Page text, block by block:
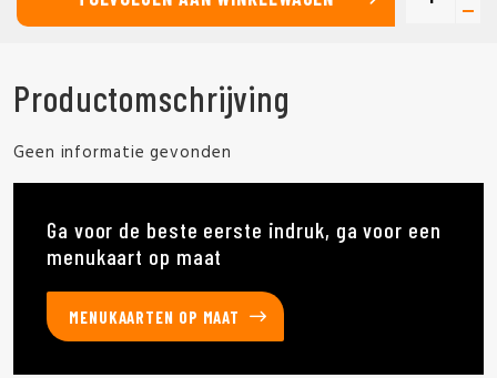
Productomschrijving
Geen informatie gevonden
Ga voor de beste eerste indruk, ga voor een
menukaart op maat
MENUKAARTEN OP MAAT